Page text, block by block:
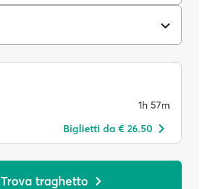
1h 57m
Biglietti da € 26.50
Trova traghetto